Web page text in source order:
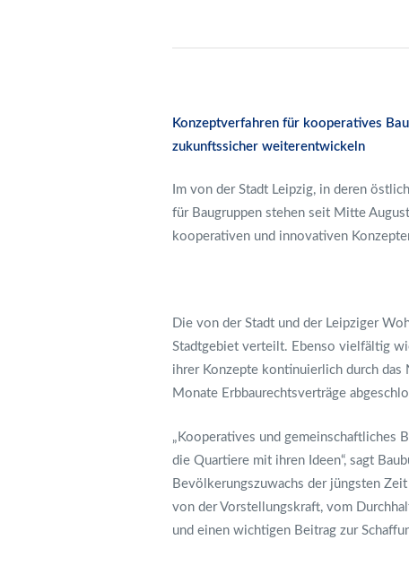
Konzeptverfahren für kooperatives
zukunftssicher weiterentwickeln
Im von der Stadt Leipzig, in deren
für Baugruppen stehen seit Mitte
kooperativen und innovativen
Die von der Stadt und der Leipziger
Stadtgebiet verteilt. Ebenso vielfältig
ihrer Konzepte kontinuierlich durch
Monate Erbbaurechtsverträge
„Kooperatives und gemeinschaftliches
die Quartiere mit ihren Ideen“, sagt
Bevölkerungszuwachs der jüngsten
von der Vorstellungskraft, vom
und einen wichtigen Beitrag zur